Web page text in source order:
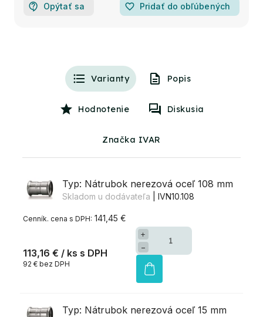
Opýtať sa favorite_border Pridať do obľúbených
Varianty Popis
Hodnotenie Diskusia
Značka IVAR
Typ: Nátrubok nerezová oceľ 108 mm
Skladom u dodávateľa | IVN10.108
141,45 €
113,16 € / ks
92 € bez DPH
+
−
Typ: Nátrubok nerezová oceľ 15 mm